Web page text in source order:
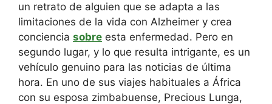
un retrato de alguien que se adapta a las
limitaciones de la vida con Alzheimer y crea
conciencia sobre esta enfermedad. Pero en
segundo lugar, y lo que resulta intrigante, es un
vehículo genuino para las noticias de última
hora. En uno de sus viajes habituales a África
con su esposa zimbabuense, Precious Lunga,